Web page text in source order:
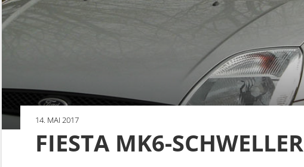
14. MAI 2017
FIESTA MK6-SCHWELLER